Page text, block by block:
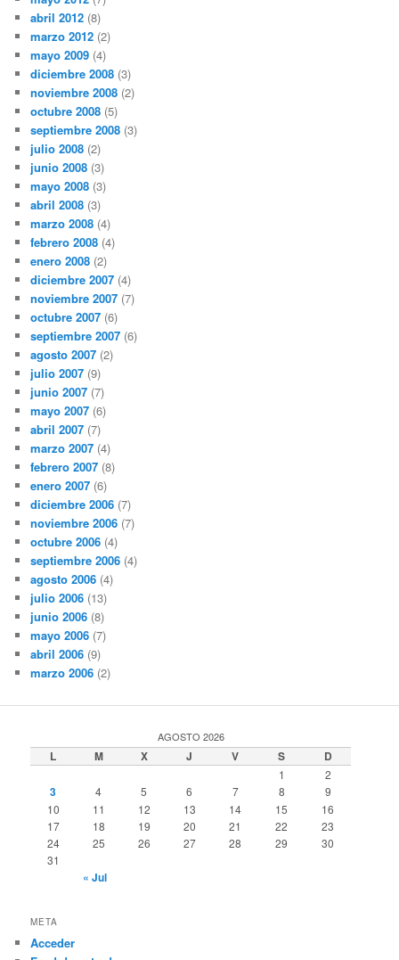
abril 2012 (8)
marzo 2012 (2)
mayo 2009 (4)
diciembre 2008 (3)
noviembre 2008 (2)
octubre 2008 (5)
septiembre 2008 (3)
julio 2008 (2)
junio 2008 (3)
mayo 2008 (3)
abril 2008 (3)
marzo 2008 (4)
febrero 2008 (4)
enero 2008 (2)
diciembre 2007 (4)
noviembre 2007 (7)
octubre 2007 (6)
septiembre 2007 (6)
agosto 2007 (2)
julio 2007 (9)
junio 2007 (7)
mayo 2007 (6)
abril 2007 (7)
marzo 2007 (4)
febrero 2007 (8)
enero 2007 (6)
diciembre 2006 (7)
noviembre 2006 (7)
octubre 2006 (4)
septiembre 2006 (4)
agosto 2006 (4)
julio 2006 (13)
junio 2006 (8)
mayo 2006 (7)
abril 2006 (9)
marzo 2006 (2)
AGOSTO 2026
L M X J V S D
1 2
3 4 5 6 7 8
9
10
11 12 13 14 15
16
17
18 19 20 21 22
23
24
25 26 27 28 29
30
31
« Jul
META
Acceder